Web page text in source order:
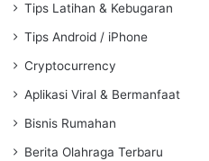
Tips Latihan & Kebugaran
Tips Android / iPhone
Cryptocurrency
Aplikasi Viral & Bermanfaat
Bisnis Rumahan
Berita Olahraga Terbaru